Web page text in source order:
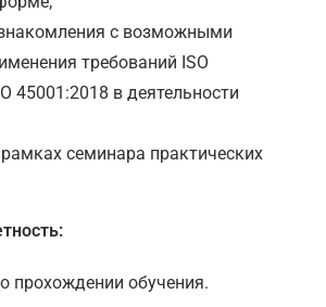
с возможными
требований ISO
45001:2018 в деятельности
семинара практических
прохождении обучения.